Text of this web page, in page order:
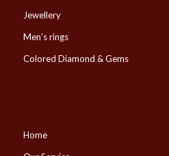
Jewellery
Men’s rings
Colored Diamond & Gems
Home